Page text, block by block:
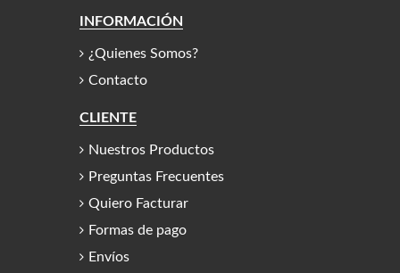
INFORMACIÓN
¿Quienes Somos?
Contacto
CLIENTE
Nuestros Productos
Preguntas Frecuentes
Quiero Facturar
Formas de pago
Envíos